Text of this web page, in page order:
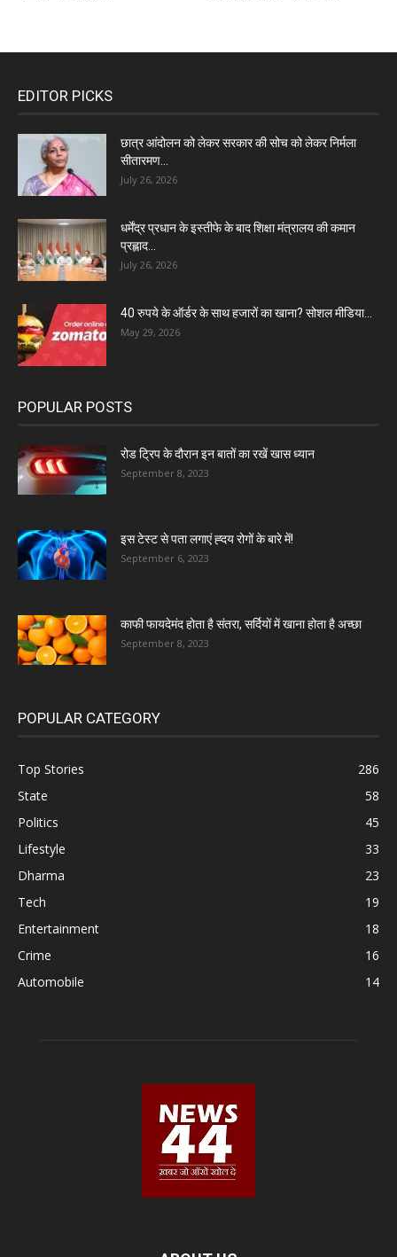
EDITOR PICKS
छात्र आंदोलन को लेकर सरकार की सोच को लेकर निर्मला
सीतारमण...
July 26, 2026
धर्मेंद्र प्रधान के इस्तीफे के बाद शिक्षा मंत्रालय की कमान
प्रह्लाद...
July 26, 2026
40 रुपये के ऑर्डर के साथ हजारों का खाना? सोशल मीडिया...
May 29, 2026
POPULAR POSTS
रोड ट्रिप के दौरान इन बातों का रखें खास ध्यान
September 8, 2023
इस टेस्ट से पता लगाएं ह्दय रोगों के बारे में!
September 6, 2023
काफी फायदेमंद होता है संतरा, सर्दियों में खाना होता है अच्छा
September 8, 2023
POPULAR CATEGORY
Top Stories
286
State
58
Politics
45
Lifestyle
33
Dharma
23
Tech
19
Entertainment
18
Crime
16
Automobile
14